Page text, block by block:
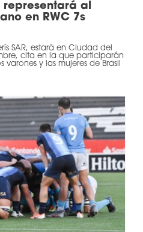
representará al
en RWC 7s
SAR, estará en Ciudad del
cita en la que participarán
varones y las mujeres de Brasil